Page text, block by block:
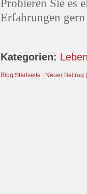
Probieren Sie es
Erfahrungen
Kategorien:
Blog Startseite | Neuer Beitrag |